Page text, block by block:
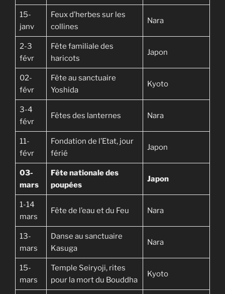
15-
janv
Feux d’herbes sur les
collines
Nara
2-3
févr
Fête familiale des
haricots
Japon
02-
févr
Fête au sanctuaire
Yoshida
Kyoto
3-4
févr
Fêtes des lanternes Nara
11-
févr
Fondation de l’Etat, jour
férié
Japon
03-
mars
Fête nationale des
poupées
Japon
1-14
mars
Fête de l’eau et du Feu Nara
13-
mars
Danse au sanctuaire
Kasuga
Nara
15-
mars
Temple Seiryoji, rites
pour la mort du Bouddha
Kyoto